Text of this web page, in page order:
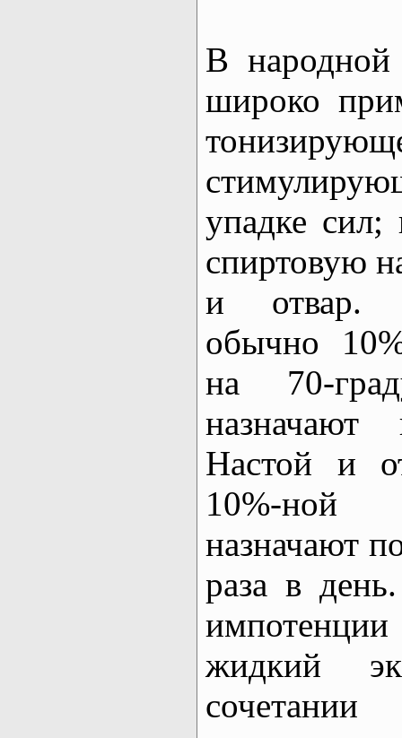
В народной
широко
упадке сил;
спиртовую
и отвар.
обычно
на 70-
Настой и
10%-ной
назначают
раза в
жидкий